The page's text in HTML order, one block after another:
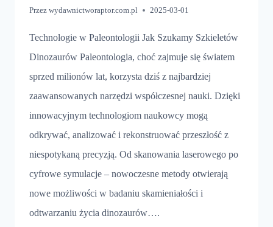
Przez wydawnictworaptor.com.pl 2025-03-01
Technologie w Paleontologii Jak Szukamy Szkieletów
Dinozaurów Paleontologia, choć zajmuje się światem
sprzed milionów lat, korzysta dziś z najbardziej
zaawansowanych narzędzi współczesnej nauki. Dzięki
innowacyjnym technologiom naukowcy mogą
odkrywać, analizować i rekonstruować przeszłość z
niespotykaną precyzją. Od skanowania laserowego po
cyfrowe symulacje – nowoczesne metody otwierają
nowe możliwości w badaniu skamieniałości i
odtwarzaniu życia dinozaurów….